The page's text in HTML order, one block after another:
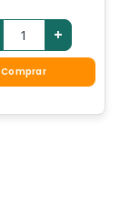
+
Comprar